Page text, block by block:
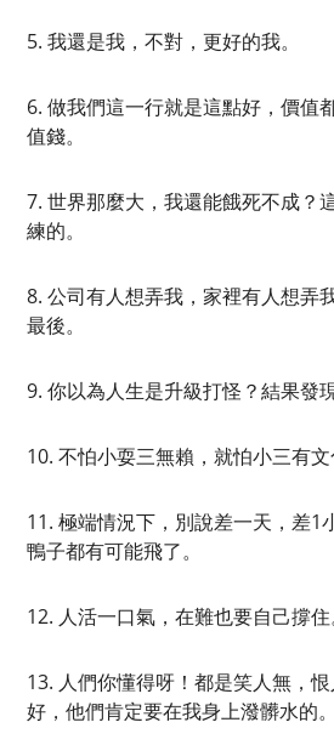
5. 我還是我，不對，更好的我。
6. 做我們這一行就是這點好，價值
值錢。
7. 世界那麼大，我還能餓死不成？
練的。
8. 公司有人想弄我，家裡有人想弄
最後。
9. 你以為人生是升級打怪？結果發
10. 不怕小耍三無賴，就怕小三有文
11. 極端情況下，別說差一天，差1
鴨子都有可能飛了。
12. 人活一口氣，在難也要自己撐住
13. 人們你懂得呀！都是笑人無，
好，他們肯定要在我身上潑髒水的。